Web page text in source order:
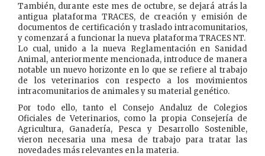
También, durante este mes de octubre, se dejará atrás la
antigua plataforma TRACES, de creación y emisión de
documentos de certificación y traslado intracomunitarios,
y comenzará a funcionar la nueva plataforma TRACES NT.
Lo cual, unido a la nueva Reglamentación en Sanidad
Animal, anteriormente mencionada, introduce de manera
notable un nuevo horizonte en lo que se refiere al trabajo
de los veterinarios con respecto a los movimientos
intracomunitarios de animales y su material genético.
Por todo ello, tanto el Consejo Andaluz de Colegios
Oficiales de Veterinarios, como la propia Consejería de
Agricultura, Ganadería, Pesca y Desarrollo Sostenible,
vieron necesaria una mesa de trabajo para tratar las
novedades más relevantes en la materia.